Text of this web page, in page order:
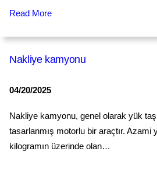
Read More
Nakliye kamyonu
04/20/2025
Nakliye kamyonu, genel olarak yük
tasarlanmış motorlu bir araçtır. Azami
kilogramın üzerinde olan…